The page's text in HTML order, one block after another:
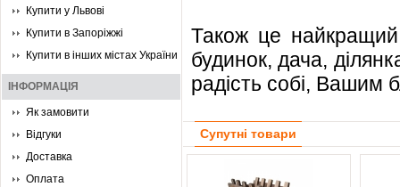
Купити у Львові
Купити в Запоріжжі
Купити в інших містах України
ІНФОРМАЦІЯ
Як замовити
Відгуки
Доставка
Оплата
Також це
будинок, дача,
радість собі, Вашим
Супутні товари